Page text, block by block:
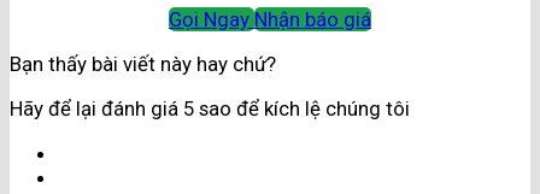
Gọi Ngay Nhận báo giá
Bạn thấy bài viết này hay chứ?
Hãy để lại đánh giá 5 sao để kích lệ chúng tôi